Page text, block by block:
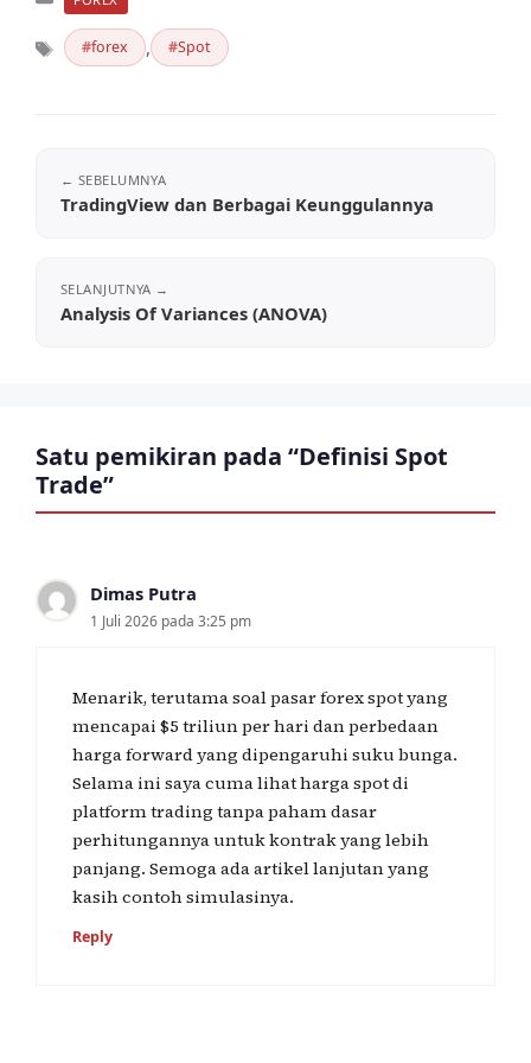
Tag forex , Spot
TradingView dan Berbagai Keunggulannya
Analysis Of Variances (ANOVA)
Satu pemikiran pada “Definisi Spot
Trade”
Dimas Putra
1 Juli 2026 pada 3:25 pm
Menarik, terutama soal pasar forex spot yang
mencapai $5 triliun per hari dan perbedaan
harga forward yang dipengaruhi suku bunga.
Selama ini saya cuma lihat harga spot di
platform trading tanpa paham dasar
perhitungannya untuk kontrak yang lebih
panjang. Semoga ada artikel lanjutan yang
kasih contoh simulasinya.
Reply